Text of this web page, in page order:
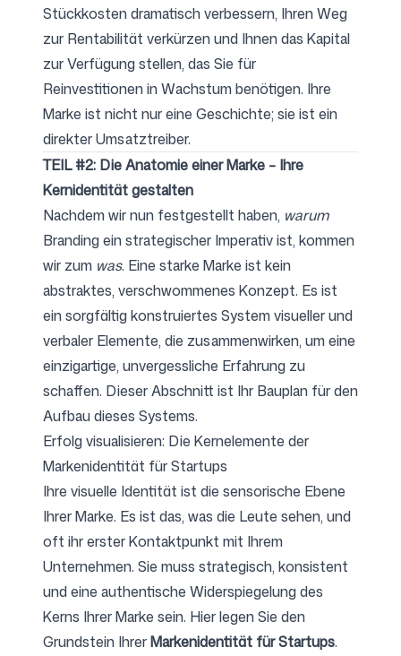
Stückkosten dramatisch verbessern, Ihren Weg
zur Rentabilität verkürzen und Ihnen das Kapital
zur Verfügung stellen, das Sie für
Reinvestitionen in Wachstum benötigen. Ihre
Marke ist nicht nur eine Geschichte; sie ist ein
direkter Umsatztreiber.
TEIL #2: Die Anatomie einer Marke – Ihre
Kernidentität gestalten
Nachdem wir nun festgestellt haben, warum
Branding ein strategischer Imperativ ist, kommen
wir zum was. Eine starke Marke ist kein
abstraktes, verschwommenes Konzept. Es ist
ein sorgfältig konstruiertes System visueller und
verbaler Elemente, die zusammenwirken, um eine
einzigartige, unvergessliche Erfahrung zu
schaffen. Dieser Abschnitt ist Ihr Bauplan für den
Aufbau dieses Systems.
Erfolg visualisieren: Die Kernelemente der
Markenidentität für Startups
Ihre visuelle Identität ist die sensorische Ebene
Ihrer Marke. Es ist das, was die Leute sehen, und
oft ihr erster Kontaktpunkt mit Ihrem
Unternehmen. Sie muss strategisch, konsistent
und eine authentische Widerspiegelung des
Kerns Ihrer Marke sein. Hier legen Sie den
Grundstein IhrerMarkenidentität für Startups.